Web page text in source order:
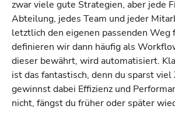
zwar viele gute Strategien, aber jede
Abteilung, jedes Team und jeder
letztlich den eigenen passenden Weg
definieren wir dann häufig als
dieser bewährt, wird automatisiert.
ist das fantastisch, denn du sparst
gewinnst dabei Effizienz und
nicht, fängst du früher oder später